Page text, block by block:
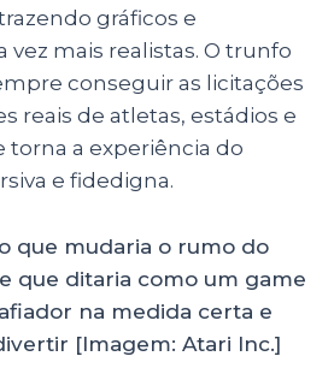
gráficos e
mais realistas. O trunfo
conseguir as licitações
reais de atletas, estádios e
torna a experiência do
e fidedigna.